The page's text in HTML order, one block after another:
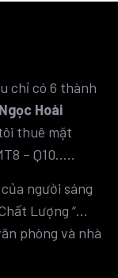
chỉ có 6 thành
Hoài
thuê mặt
– Q10…..
người sáng
Lượng “…
phòng và nhà